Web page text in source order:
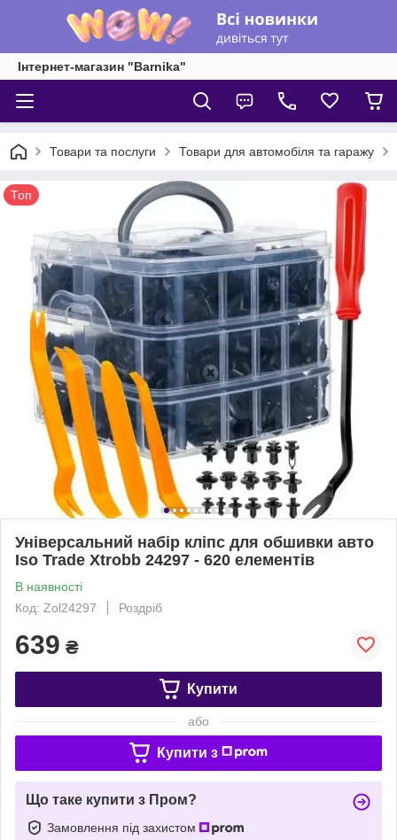
Інтернет-магазин "Barnika"
Товари та послуги Товари для автомобіля та гаражу
Топ
Універсальний набір кліпс для обшивки авто
Iso Trade Xtrobb 24297 - 620 елементів
В наявності
Код: Zol24297
Роздріб
639 ₴
Купити
або
Купити з
Що таке купити з Пром?
Замовлення під захистом